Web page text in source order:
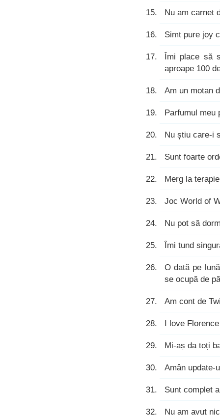
Nu am carnet
Simt pure joy
Îmi place să
aproape 100
Am un motan
Parfumul meu
Nu știu care-i
Sunt foarte
Merg la
Joc World of
Nu pot să
Îmi tund
O dată pe
se ocupă de
Am cont de
I love
Mi-aș da toți
Amân update-
Sunt complet
Nu am avut